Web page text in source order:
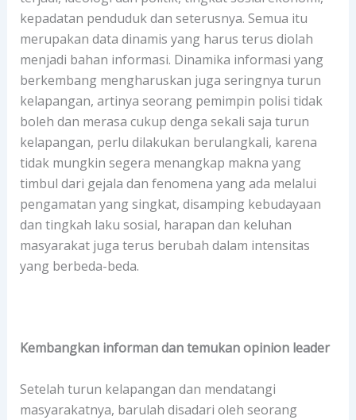
kepadatan penduduk dan seterusnya. Semua itu
merupakan data dinamis yang harus terus diolah
menjadi bahan informasi. Dinamika informasi yang
berkembang mengharuskan juga seringnya turun
kelapangan, artinya seorang pemimpin polisi tidak
boleh dan merasa cukup denga sekali saja turun
kelapangan, perlu dilakukan berulangkali, karena
tidak mungkin segera menangkap makna yang
timbul dari gejala dan fenomena yang ada melalui
pengamatan yang singkat, disamping kebudayaan
dan tingkah laku sosial, harapan dan keluhan
masyarakat juga terus berubah dalam intensitas
yang berbeda-beda.
Kembangkan informan dan temukan opinion leader
Setelah turun kelapangan dan mendatangi
masyarakatnya, barulah disadari oleh seorang